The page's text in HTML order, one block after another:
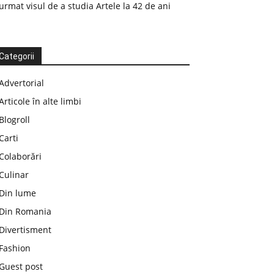
urmat visul de a studia Artele la 42 de ani
în alte limbi
Blogroll
Din lume
Din Romania
Divertisment
Fashion
post